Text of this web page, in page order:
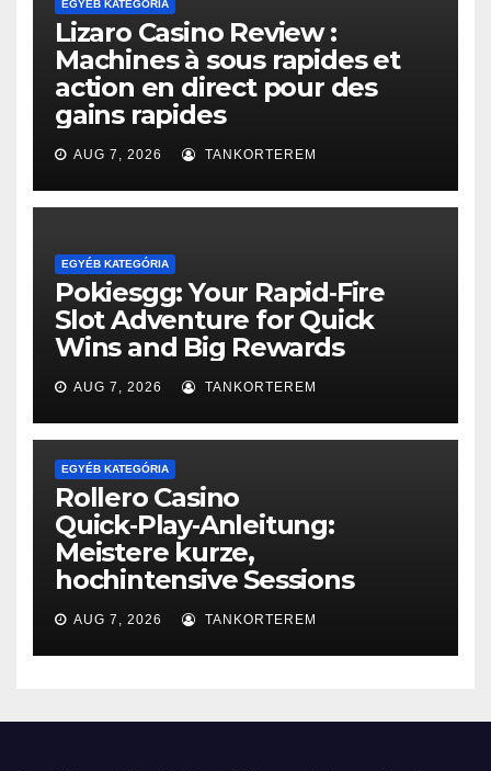
EGYÉB KATEGÓRIA
Lizaro Casino Review :
Machines à sous rapides et
action en direct pour des
gains rapides
AUG 7, 2026 TANKORTEREM
EGYÉB KATEGÓRIA
Pokiesgg: Your Rapid‑Fire
Slot Adventure for Quick
Wins and Big Rewards
AUG 7, 2026 TANKORTEREM
EGYÉB KATEGÓRIA
Rollero Casino
Quick‑Play‑Anleitung:
Meistere kurze,
hochintensive Sessions
AUG 7, 2026 TANKORTEREM